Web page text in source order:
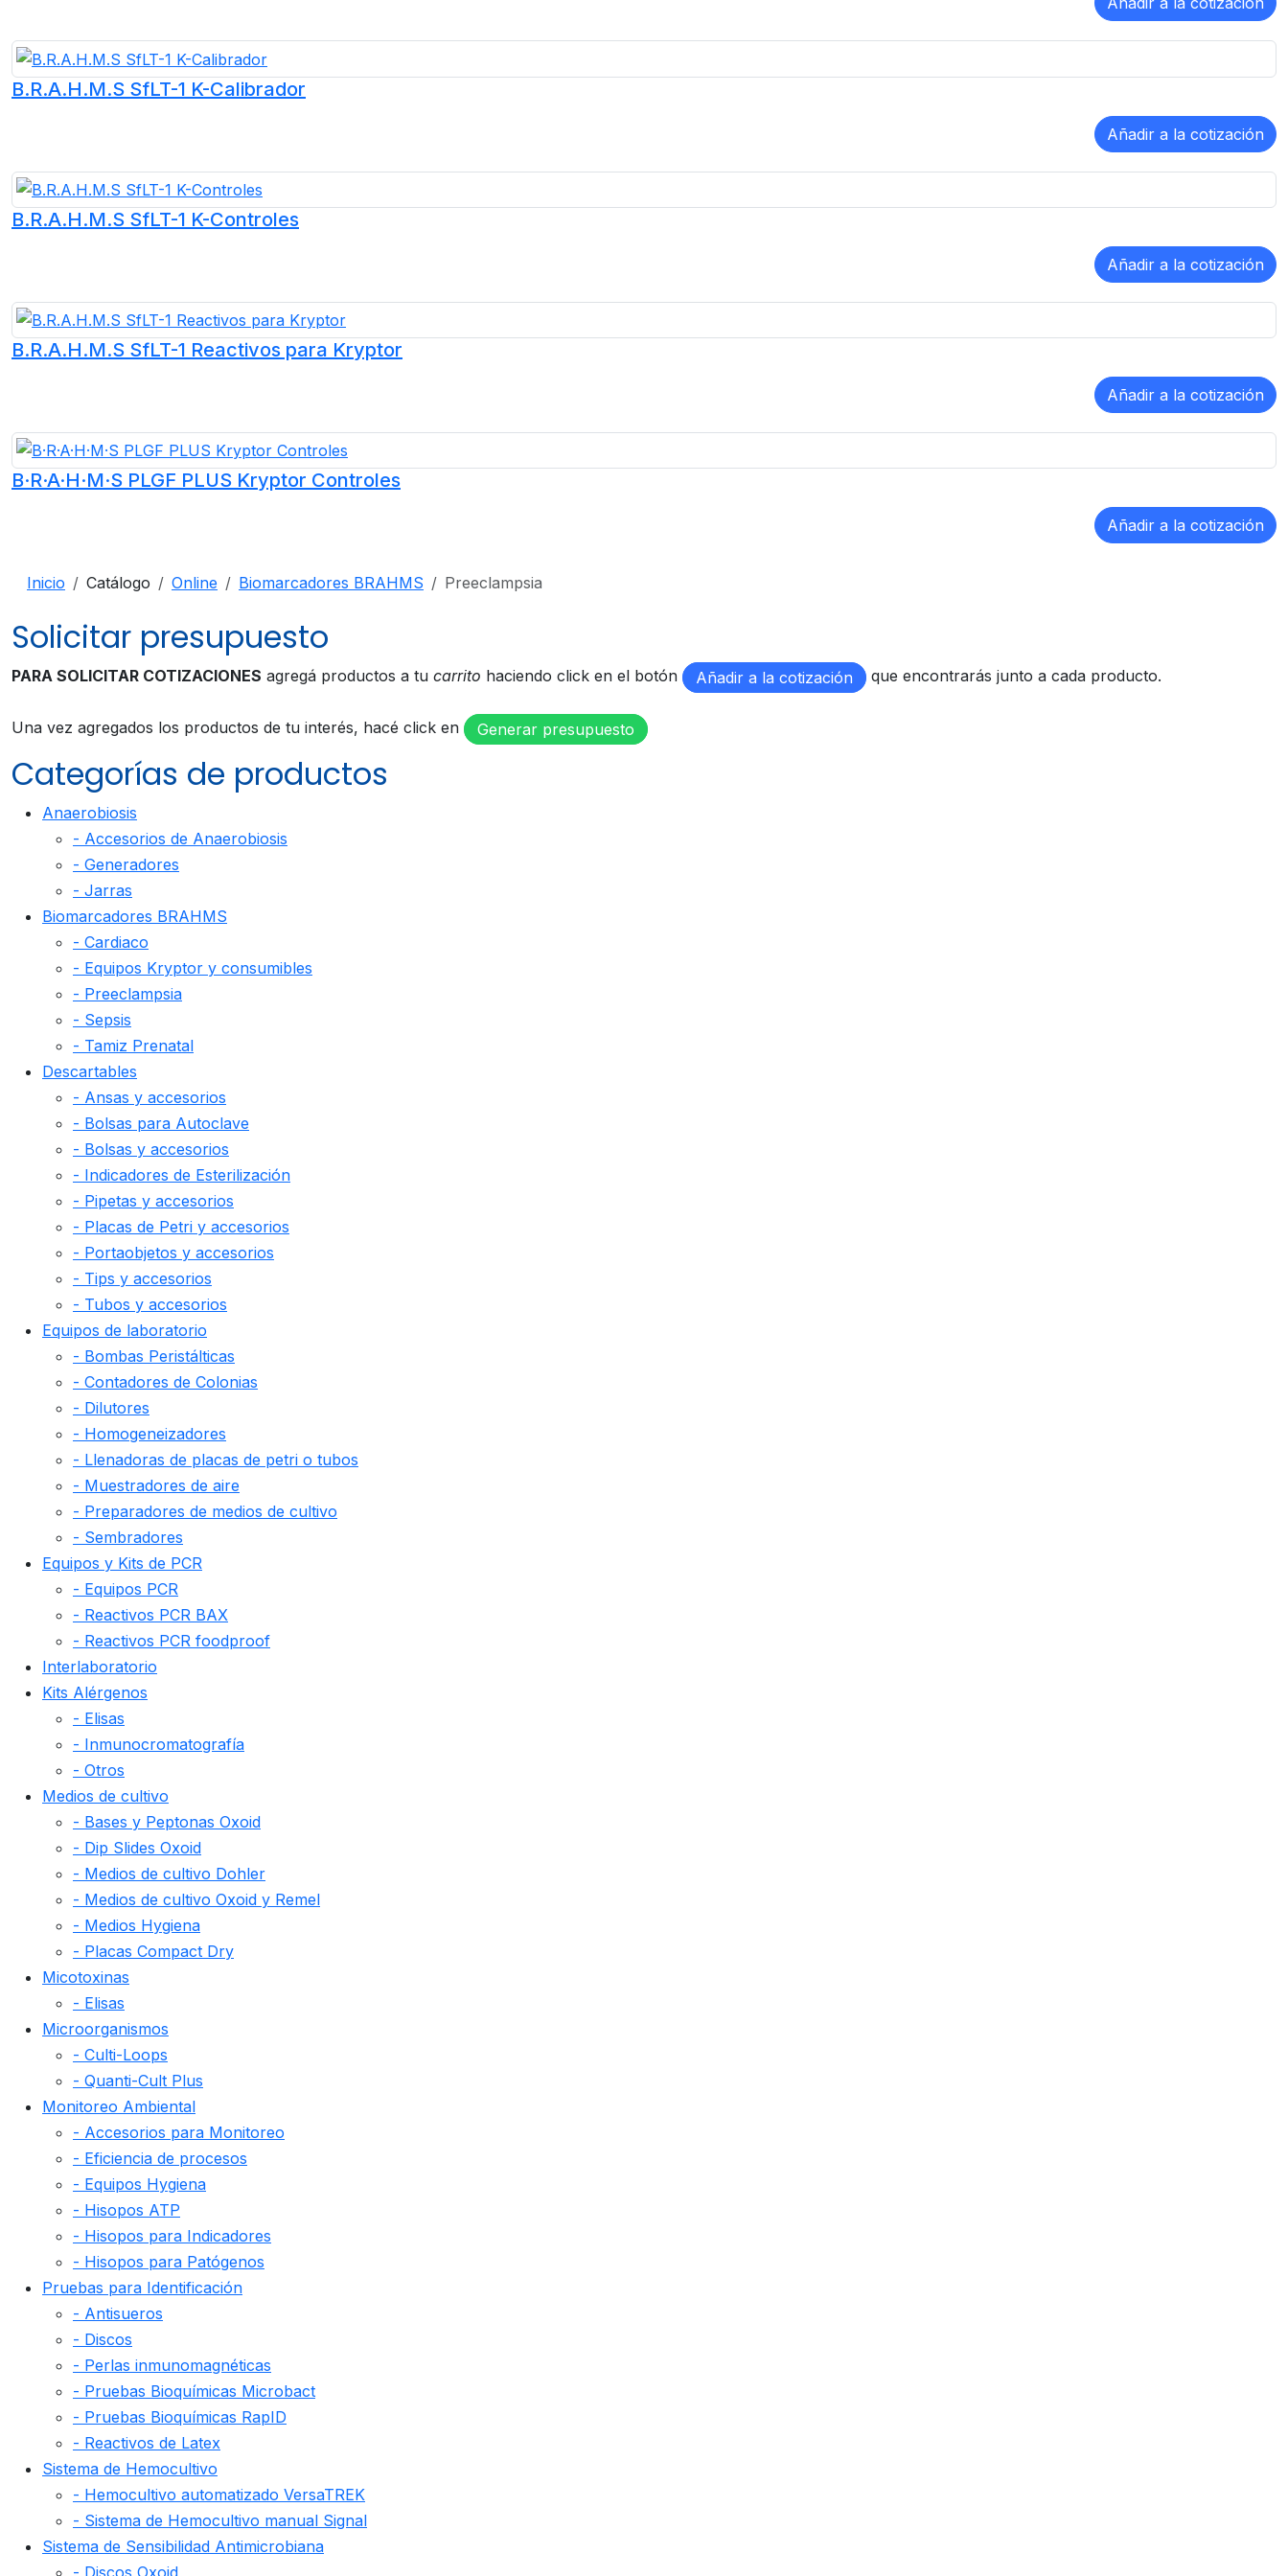
B.R.A.H.M.S SfLT-1 K-Calibrador
B.R.A.H.M.S SfLT-1 K-Controles
B.R.A.H.M.S SfLT-1 Reactivos para Kryptor
B·R·A·H·M·S PLGF PLUS Kryptor Controles
Inicio Catálogo Online Biomarcadores BRAHMS Preeclampsia
Solicitar presupuesto
PARA SOLICITAR COTIZACIONES agregá productos a tu carrito haciendo click en el botón Añadir a la cotización que encontrarás junto a cada producto.
Una vez agregados los productos de tu interés, hacé click en Generar presupuesto
Categorías de productos
Anaerobiosis
- Accesorios de Anaerobiosis
- Generadores
- Jarras
Biomarcadores BRAHMS
- Cardiaco
- Equipos Kryptor y consumibles
- Preeclampsia
- Sepsis
- Tamiz Prenatal
Descartables
- Ansas y accesorios
- Bolsas para Autoclave
- Bolsas y accesorios
- Indicadores de Esterilización
- Pipetas y accesorios
- Placas de Petri y accesorios
- Portaobjetos y accesorios
- Tips y accesorios
- Tubos y accesorios
Equipos de laboratorio
- Bombas Peristálticas
- Contadores de Colonias
- Dilutores
- Homogeneizadores
- Llenadoras de placas de petri o tubos
- Muestradores de aire
- Preparadores de medios de cultivo
- Sembradores
Equipos y Kits de PCR
- Equipos PCR
- Reactivos PCR BAX
- Reactivos PCR foodproof
Interlaboratorio
Kits Alérgenos
- Elisas
- Inmunocromatografía
- Otros
Medios de cultivo
- Bases y Peptonas Oxoid
- Dip Slides Oxoid
- Medios de cultivo Dohler
- Medios de cultivo Oxoid y Remel
- Medios Hygiena
- Placas Compact Dry
Micotoxinas
- Elisas
Microorganismos
- Culti-Loops
- Quanti-Cult Plus
Monitoreo Ambiental
- Accesorios para Monitoreo
- Eficiencia de procesos
- Equipos Hygiena
- Hisopos ATP
- Hisopos para Indicadores
- Hisopos para Patógenos
Pruebas para Identificación
- Antisueros
- Discos
- Perlas inmunomagnéticas
- Pruebas Bioquímicas Microbact
- Pruebas Bioquímicas RapID
- Reactivos de Latex
Sistema de Hemocultivo
- Hemocultivo automatizado VersaTREK
- Sistema de Hemocultivo manual Signal
Sistema de Sensibilidad Antimicrobiana
- Discos Oxoid